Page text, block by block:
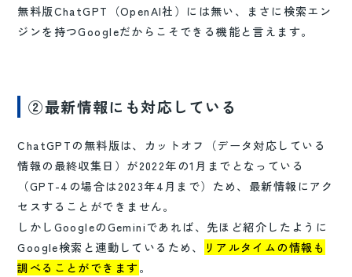
無料版ChatGPT（OpenAI社）には無い、まさに検索エン
ジンを持つGoogleだからこそできる機能と言えます。
②最新情報にも対応している
ChatGPTの無料版は、カットオフ（データ対応している
情報の最終収集日）が2022年の1月までとなっている
（GPT-4の場合は2023年4月まで）ため、最新情報にアク
セスすることができません。
しかしGoogleのGeminiであれば、先ほど紹介したように
Google検索と連動しているため、
リアルタイムの情報も
調べることができます。